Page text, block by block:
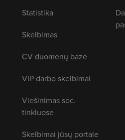
Statistika
Skelbimas
CV duomenų bazė
VIP darbo skelbimai
Viešinimas soc.
tinkluose
Skelbimai jūsų portale